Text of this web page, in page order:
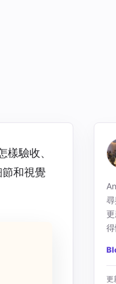
驗收、
和視覺
更